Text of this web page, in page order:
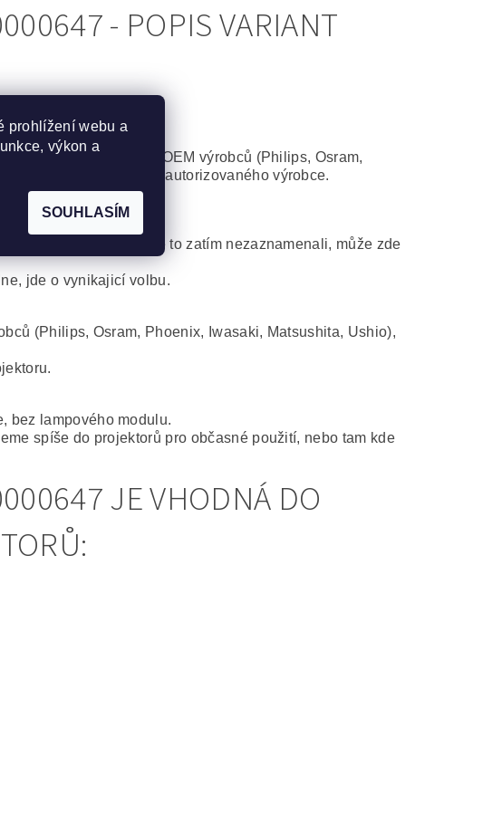
- POPIS VARIANT
od některého z OEM výrobců (Philips, Osram,
od kompatibilního autorizovaného výrobce.
dobré řešení. Ač jsme to zatím nezaznamenali, může zde
jde o vynikajicí volbu.
(Philips, Osram, Phoenix, Iwasaki, Matsushita, Ushio),
bez lampového modulu.
spíše do projektorů pro občasné použití, nebo tam kde
JE VHODNÁ DO
prohlížení webu a
výkon a
SOUHLASÍM